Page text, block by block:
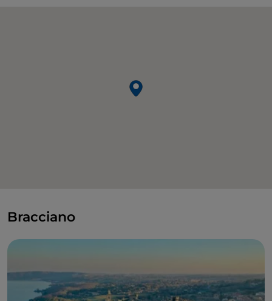
Bracciano